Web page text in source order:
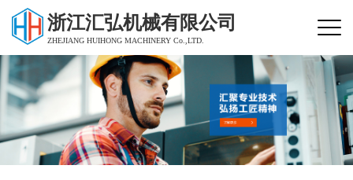
浙江汇弘机械有限公司
ZHEJIANG HUIHONG MACHINERY Co.,LTD.